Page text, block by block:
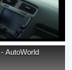
Volkswagen Golf R - обзор и тест-драйв! - AutoWorld